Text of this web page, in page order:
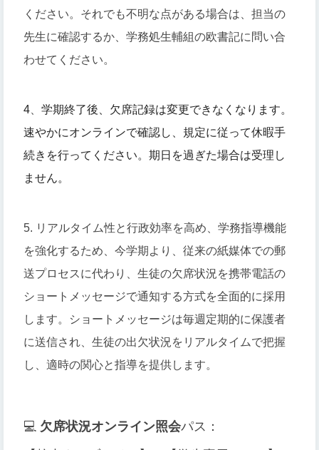
ください。それでも不明な点がある場合は、担当の
先生に確認するか、学務処生輔組の欧書記に問い合
わせてください。
4
学期終了後、欠席記録は変更できなくなります。
速やかにオンラインで確認し、規定に従って休暇手
続きを行ってください。期日を過ぎた場合は受理し
ません。
5. リアルタイム性と行政効率を高め、学務指導機能
を強化するため、今学期より、従来の紙媒体での郵
送プロセスに代わり、生徒の欠席状況を携帯電話の
ショートメッセージで通知する方式を全面的に採用
します。ショートメッセージは毎週定期的に保護者
に送信され、生徒の出欠状況をリアルタイムで把握
し、適時の関心と指導を提供します。
💻 欠席状況オンライン照会パス：